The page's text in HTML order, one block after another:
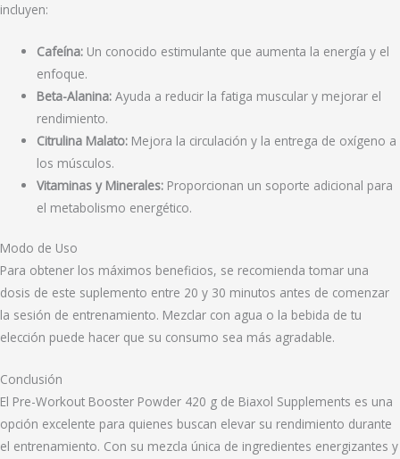
incluyen:
Cafeína: Un conocido estimulante que aumenta la energía y el
enfoque.
Beta-Alanina: Ayuda a reducir la fatiga muscular y mejorar el
rendimiento.
Citrulina Malato: Mejora la circulación y la entrega de oxígeno a
los músculos.
Vitaminas y Minerales: Proporcionan un soporte adicional para
el metabolismo energético.
Modo de Uso
Para obtener los máximos beneficios, se recomienda tomar una
dosis de este suplemento entre 20 y 30 minutos antes de comenzar
la sesión de entrenamiento. Mezclar con agua o la bebida de tu
elección puede hacer que su consumo sea más agradable.
Conclusión
El Pre-Workout Booster Powder 420 g de Biaxol Supplements es una
opción excelente para quienes buscan elevar su rendimiento durante
el entrenamiento. Con su mezcla única de ingredientes energizantes y